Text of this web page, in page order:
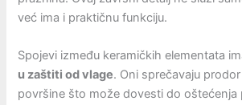
već ima i praktičnu funkciju.
Spojevi između keramičkih elementata
u zaštiti od vlage. Oni sprečavaju
površine što može dovesti do oštećenja